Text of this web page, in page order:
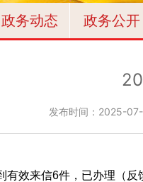
政务动态 政务公开
发布时间： 2025-
效来信6件，已办理（反